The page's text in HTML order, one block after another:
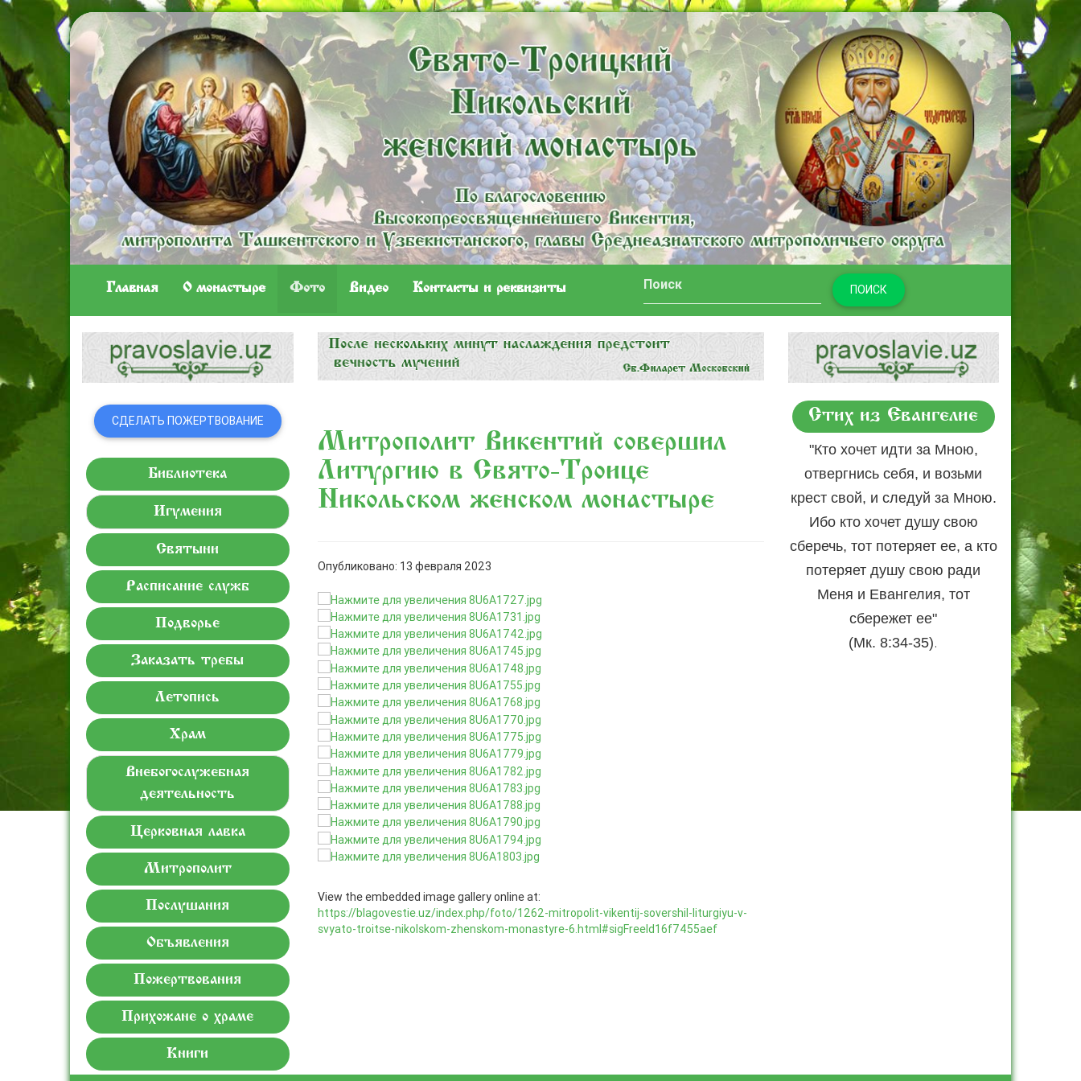
Главная O монастыре Фото Видео Контакты и реквизиты ПОИСК
СДЕЛАТЬ ПОЖЕРТВОВАНИЕ
Библиотека
Игумения
Святыни
Расписание служб
Подворье
Заказать требы
Летопись
Храм
Внебогослужебная
деятельность
Церковная лавка
Митрополит
Послушания
Объявления
Пожертвования
Прихожане о храме
Книги
Митрополит Викентий совершил
Литургию в Свято-Троице
Никольском женском монастыре
Опубликовано: 13 февраля 2023
View the embedded image gallery online at:
https://blagovestie.uz/index.php/foto/1262-mitropolit-vikentij-sovershil-liturgiyu-v-
svyato-troitse-nikolskom-zhenskom-monastyre-6.html#sigFreeId16f7455aef
Стих из Евангелие
"Кто хочет идти за Мною,
отвергнись себя, и возьми
крест свой, и следуй за Мною.
Ибо кто хочет душу свою
сберечь, тот потеряет ее, а кто
потеряет душу свою ради
Меня и Евангелия, тот
сбережет ее"
(Мк. 8:34-35).